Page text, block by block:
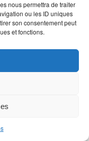
nous permettra de traiter
ou les ID uniques
son consentement peut
et fonctions.
un